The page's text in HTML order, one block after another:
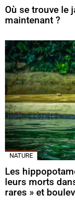
Où se trouve le
maintenant ?
NATURE
Les
leurs morts
rares » et